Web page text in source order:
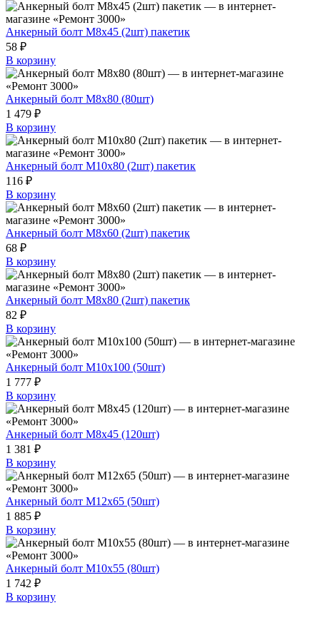
Анкерный болт М8х45 (2шт) пакетик
58 ₽
В корзину
Анкерный болт М8х80 (80шт)
1 479 ₽
В корзину
Анкерный болт М10х80 (2шт) пакетик
116 ₽
В корзину
Анкерный болт М8х60 (2шт) пакетик
68 ₽
В корзину
Анкерный болт М8х80 (2шт) пакетик
82 ₽
В корзину
Анкерный болт М10х100 (50шт)
1 777 ₽
В корзину
Анкерный болт М8х45 (120шт)
1 381 ₽
В корзину
Анкерный болт М12х65 (50шт)
1 885 ₽
В корзину
Анкерный болт М10х55 (80шт)
1 742 ₽
В корзину